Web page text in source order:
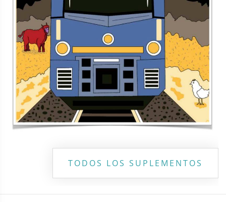
TODOS LOS SUPLEMENTOS